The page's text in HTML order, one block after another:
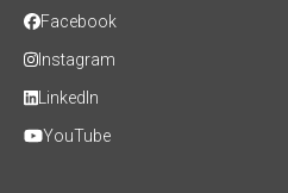
Facebook
Instagram
LinkedIn
YouTube